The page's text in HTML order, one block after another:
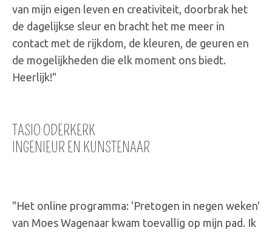
van mijn eigen leven en creativiteit, doorbrak het
de dagelijkse sleur en bracht het me meer in
contact met de rijkdom, de kleuren, de geuren en
de mogelijkheden die elk moment ons biedt.
Heerlijk!"
TASIO ODERKERK
INGENIEUR EN KUNSTENAAR
"Het online programma: 'Pretogen in negen weken'
van Moes Wagenaar kwam toevallig op mijn pad. Ik